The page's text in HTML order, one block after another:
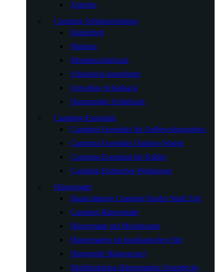
Zeltofen
Camping Schlafausrüstung
Kinderbett
Matratze
Mumienschlafsack
Schlafsack-Innenfutter
Umschlag Schlafsack
Humanoider Schlafsack
Camping-Essentials
Camping Essentials für Aufbewahrungsbox
Camping Essentials Outdoor-Wagen
Camping-Essentials für Kühler
Camping-Eisbrecher-Werkzeuge
Hängematte
Baum hängen Camping Kinder Stuhl Zelt
Camping Hängematte
Hängematte mit Moskitonetz
Hängematten im brasilianischen Stil
Hängender Hängesessel
Multifunktions-Hängematten-Unterdecke